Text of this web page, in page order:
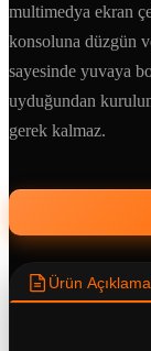
multimedya ekran
konsoluna düzgün
sayesinde yuvaya
uyduğundan
gerek kalmaz.
Ürün